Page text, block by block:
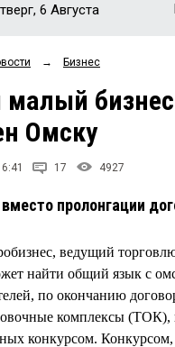
6 Августа
→ Бизнес
Омску
17 4927
пролонгации
ведущий
найти общий язык с
по окончанию
комплексы (ТОК),
конкурсом.